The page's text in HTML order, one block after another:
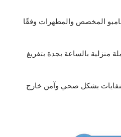
المخصص والمطهرات وفقًا
منزلية بالساعة بجدة بتفريغ
بشكل صحي وآمن خارج